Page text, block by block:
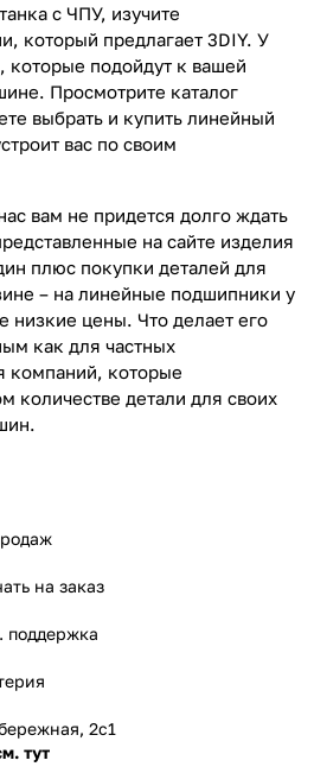
с ЧПУ, изучите
который предлагает 3DIY. У
которые подойдут к вашей
Просмотрите каталог
выбрать и купить линейный
вас по своим
вам не придется долго ждать
на сайте изделия
плюс покупки деталей для
– на линейные подшипники у
низкие цены. Что делает его
как для частных
компаний, которые
количестве детали для своих
на заказ
поддержка
2с1
тут